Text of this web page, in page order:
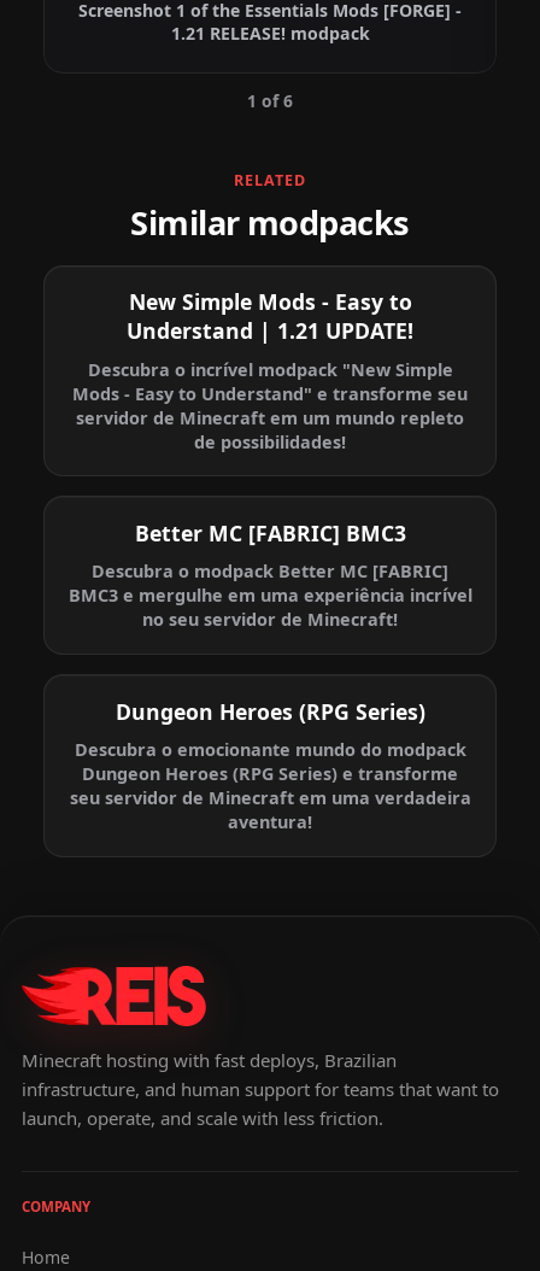
Screenshot 1 of the Essentials Mods [FORGE] -
1.21 RELEASE! modpack
1 of 6
RELATED
Similar modpacks
New Simple Mods - Easy to
Understand | 1.21 UPDATE!
Descubra o incrível modpack "New Simple
Mods - Easy to Understand" e transforme seu
servidor de Minecraft em um mundo repleto
de possibilidades!
Better MC [FABRIC] BMC3
Descubra o modpack Better MC [FABRIC]
BMC3 e mergulhe em uma experiência incrível
no seu servidor de Minecraft!
Dungeon Heroes (RPG Series)
Descubra o emocionante mundo do modpack
Dungeon Heroes (RPG Series) e transforme
seu servidor de Minecraft em uma verdadeira
aventura!
Minecraft hosting with fast deploys, Brazilian
infrastructure, and human support for teams that want to
launch, operate, and scale with less friction.
COMPANY
Home